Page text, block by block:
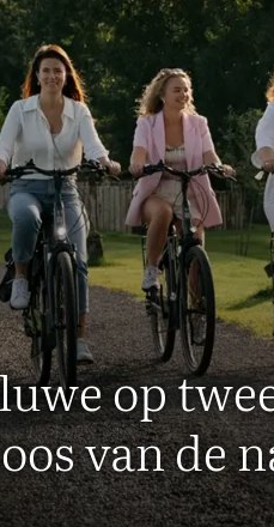
op
van de